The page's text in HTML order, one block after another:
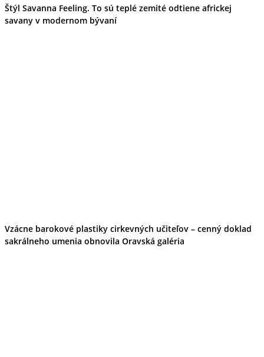
Štýl Savanna Feeling. To sú teplé zemité odtiene africkej
savany v modernom bývaní
Vzácne barokové plastiky cirkevných učiteľov – cenný doklad
sakrálneho umenia obnovila Oravská galéria